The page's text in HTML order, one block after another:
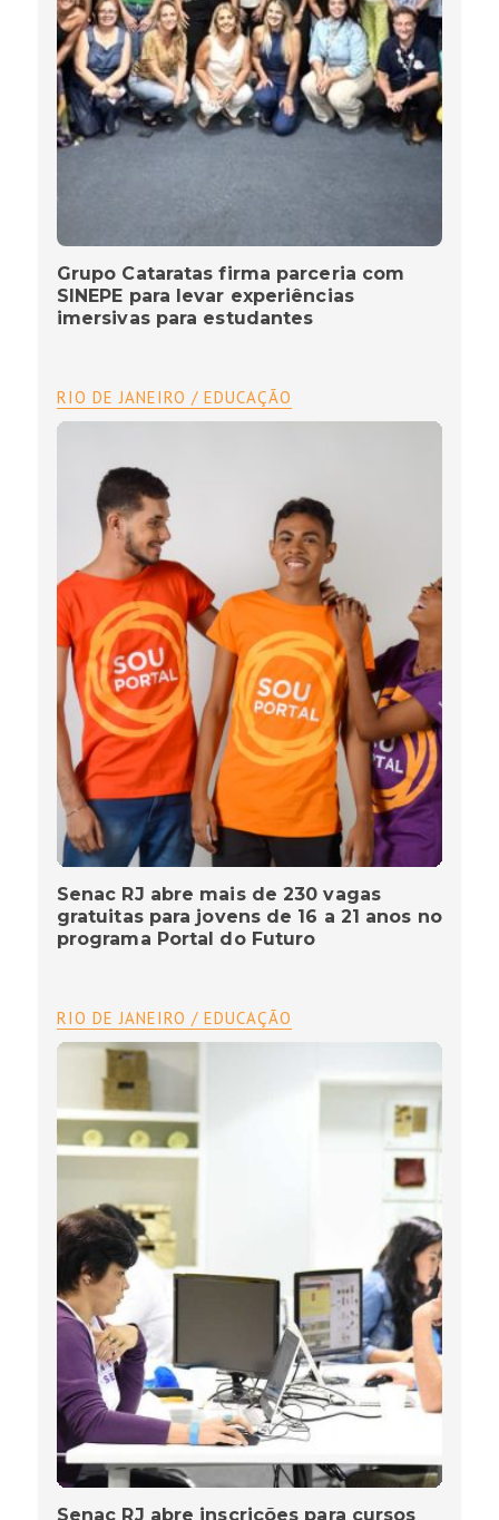
Grupo Cataratas firma parceria com
SINEPE para levar experiências
imersivas para estudantes
RIO DE JANEIRO / EDUCAÇÃO
Senac RJ abre mais de 230 vagas
gratuitas para jovens de 16 a 21 anos no
programa Portal do Futuro
RIO DE JANEIRO / EDUCAÇÃO
Senac RJ abre inscrições para cursos